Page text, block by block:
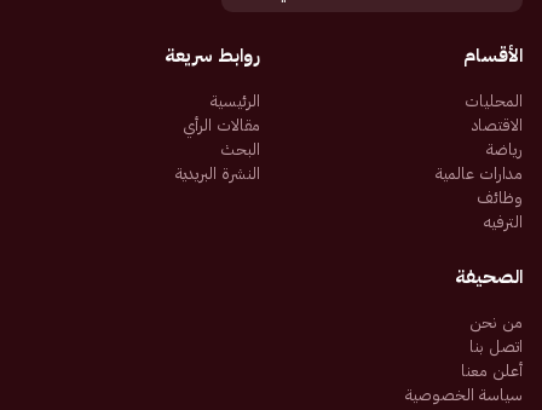
الأقسام
المحليات
الاقتصاد
رياضة
مدارات عالمية
وظائف
الترفيه
روابط سريعة
الرئيسية
مقالات الرأي
البحث
النشرة البريدية
الصحيفة
من نحن
اتصل بنا
أعلن معنا
سياسة الخصوصية